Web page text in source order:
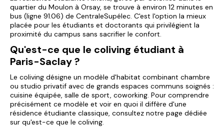
quartier du Moulon à Orsay, se trouve à environ 12 minutes en
bus (ligne 91.06) de CentraleSupélec. C'est l'option la mieux
placée pour les étudiants et doctorants qui privilégient la
proximité du campus sans sacrifier le confort.
Qu'est-ce que le coliving étudiant à
Paris-Saclay ?
Le coliving désigne un modèle d'habitat combinant chambre
ou studio privatif avec de grands espaces communs soignés :
cuisine équipée, salle de sport, coworking. Pour comprendre
précisément ce modèle et voir en quoi il diffère d'une
résidence étudiante classique, consultez notre page dédiée
sur qu'est-ce que le coliving.